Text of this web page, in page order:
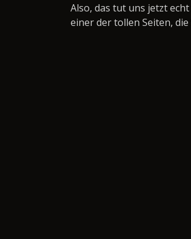
Also, das tut uns jetzt
einer der tollen Seiten,